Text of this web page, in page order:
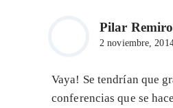
Pilar Remiro
2 noviembre,
Vaya! Se tendrían que
conferencias que se